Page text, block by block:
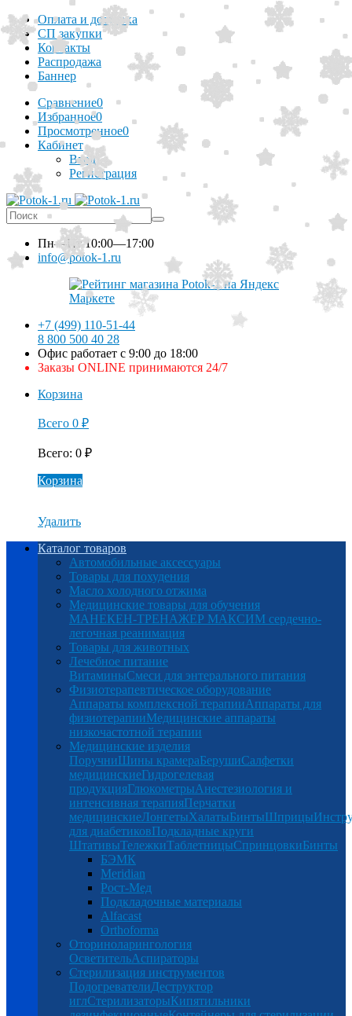
Оплата и доставка
СП закупки
Контакты
Распродажа
Баннер
Сравнение0
Избранное0
Просмотренное0
Кабинет
Вход
Регистрация
Пн—Пт10:00—17:00
info@potok-1.ru
+7 (499) 110-51-44
8 800 500 40 28
Офис работает с 9:00 до 18:00
Заказы ONLINE принимаются 24/7
Корзина
Всего 0 ₽
Всего: 0 ₽
Корзина
Удалить
Каталог товаров
Автомобильные аксессуары
Товары для похудения
Масло холодного отжима
Медицинские товары для обучения
МАНЕКЕН-ТРЕНАЖЕР МАКСИМ сердечно-
легочная реанимация
Товары для животных
Лечебное питание
ВитаминыСмеси для энтерального питания
Физиотерапевтическое оборудование
Аппараты комплексной терапииАппараты для
физиотерапииМедицинские аппараты
низкочастотной терапии
Медицинские изделия
ПоручниШины крамераБерушиСалфетки
медицинскиеГидрогелевая
продукцияГлюкометрыАнестезиология и
интенсивная терапияПерчатки
медицинскиеЛонгетыХалатыБинтыШприцы
для диабетиковПодкладные круги
ШтативыТележкиТаблетницыСпринцовкиБинты
БЭМК
Meridian
Рост-Мед
Подкладочные материалы
Alfacast
Orthoforma
Оториноларингология
ОсветительАспираторы
Стерилизация инструментов
ПодогревателиДеструктор
иглСтерилизаторыКипятильники